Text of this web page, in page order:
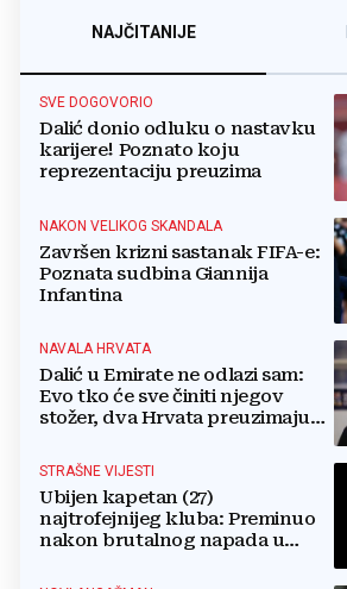
NAJČITANIJE
SVE DOGOVORIO
Dalić donio odluku o nastavku
karijere! Poznato koju
reprezentaciju preuzima
NAKON VELIKOG SKANDALA
Završen krizni sastanak FIFA-e:
Poznata sudbina Giannija
Infantina
NAVALA HRVATA
Dalić u Emirate ne odlazi sam:
Evo tko će sve činiti njegov
stožer, dva Hrvata preuzimaju
STRAŠNE VIJESTI
Ubijen kapetan (27)
najtrofejnijeg kluba: Preminuo
nakon brutalnog napada u